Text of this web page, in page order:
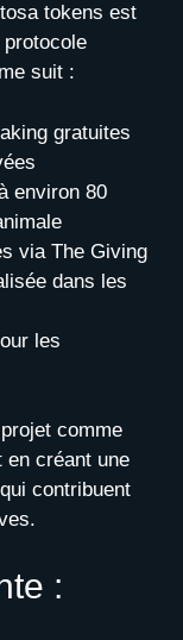
tokens est
suit :
gratuites
environ 80
via The Giving
dans les
les
comme
en créant une
contribuent
: